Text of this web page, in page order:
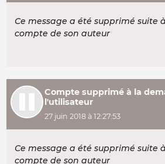
Ce message a été supprimé suite
compte de son auteur
Compte supprimé à la
l'utilisateur
27 juin 2018 à 12:27:53
Ce message a été supprimé suite
compte de son auteur